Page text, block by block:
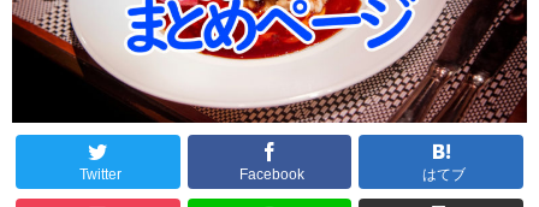
Twitter Facebook はてブ